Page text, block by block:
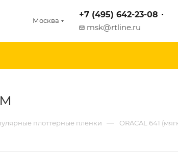
Москва
+7 (495) 642-23-08
msk@rtline.ru
плоттерные пленки — ORACAL 641